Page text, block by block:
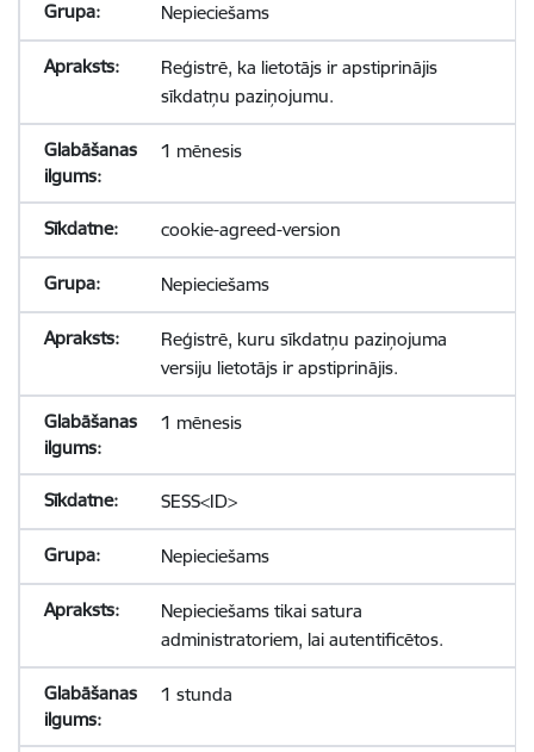
Nepieciešams
Reģistrē, ka lietotājs ir apstiprinājis
sīkdatņu paziņojumu.
1 mēnesis
cookie-agreed-version
Nepieciešams
Reģistrē, kuru sīkdatņu paziņojuma
versiju lietotājs ir apstiprinājis.
1 mēnesis
SESS<ID>
Nepieciešams
Nepieciešams tikai satura
administratoriem, lai autentificētos.
1 stunda